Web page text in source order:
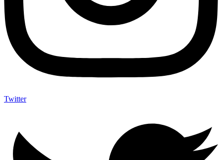
Twitter